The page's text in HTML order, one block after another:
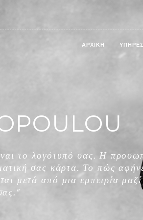
ΑΡΧΙΚΗ
το λογότυπό σας. Η
σας κάρτα. Το πώς
μετά από μια εμπειρία μαζί